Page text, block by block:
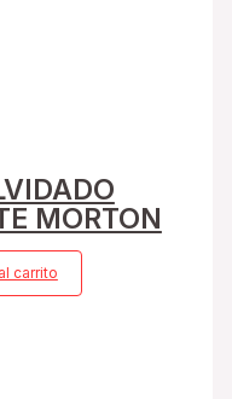
MORTON
carrito